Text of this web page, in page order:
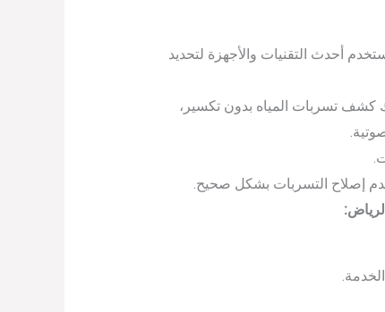
أحدث التقنيات والأجهزة لتحديد
تسربات المياه بدون تكسير،
إصلاح التسربات بشكل صحيح.